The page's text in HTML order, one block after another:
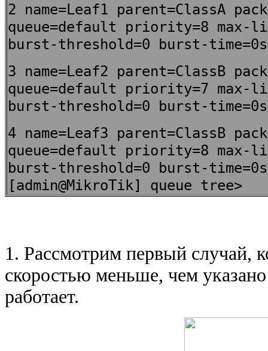
2 name=Leaf1 parent=ClassA
queue=default priority=8 max-
burst-threshold=0 burst-time=0s
3 name=Leaf2 parent=ClassB
queue=default priority=7 max-
burst-threshold=0 burst-time=0s
4 name=Leaf3 parent=ClassB
queue=default priority=8 max-
burst-threshold=0 burst-time=0s
[admin@MikroTik] queue tree>
1. Рассмотрим первый случай,
скоростью меньше, чем
работает.